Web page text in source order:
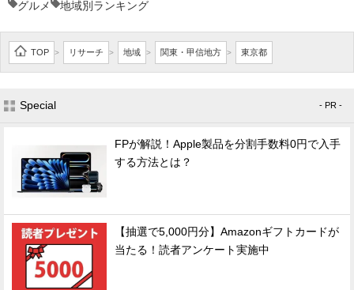
グルメ 地域別ランキング
TOP > リサーチ > 地域 > 関東・甲信地方 > 東京都
Special - PR -
FPが解説！Apple製品を分割手数料0円で入手
する方法とは？
【抽選で5,000円分】Amazonギフトカードが
当たる！読者アンケート実施中